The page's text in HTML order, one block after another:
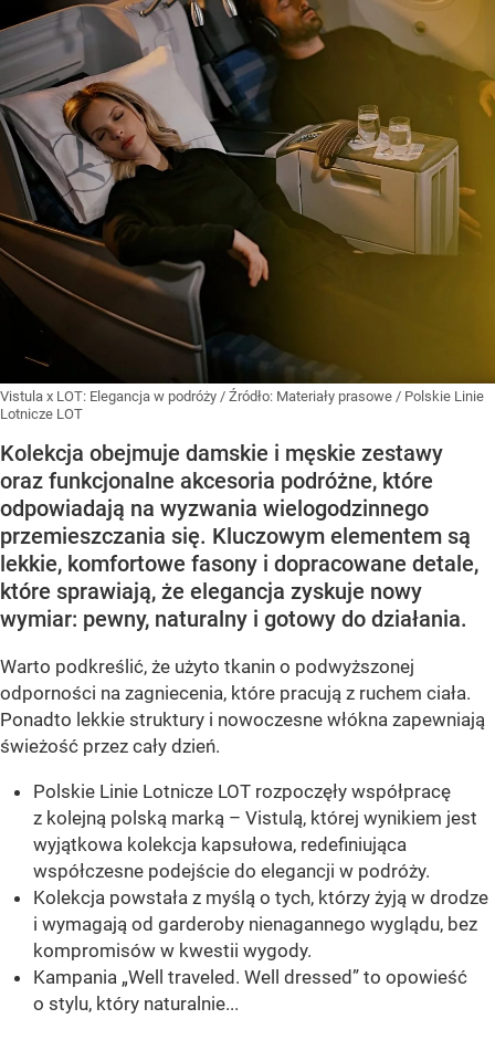
Vistula x LOT: Elegancja w podróży / Źródło: Materiały prasowe / Polskie Linie
Lotnicze LOT
Kolekcja obejmuje damskie i męskie zestawy
oraz funkcjonalne akcesoria podróżne, które
odpowiadają na wyzwania wielogodzinnego
przemieszczania się. Kluczowym elementem są
lekkie, komfortowe fasony i dopracowane detale,
które sprawiają, że elegancja zyskuje nowy
wymiar: pewny, naturalny i gotowy do działania.
Warto podkreślić, że użyto tkanin o podwyższonej
odporności na zagniecenia, które pracują z ruchem ciała.
Ponadto lekkie struktury i nowoczesne włókna zapewniają
świeżość przez cały dzień.
Polskie Linie Lotnicze LOT rozpoczęły współpracę
z kolejną polską marką – Vistulą, której wynikiem jest
wyjątkowa kolekcja kapsułowa, redefiniująca
współczesne podejście do elegancji w podróży.
Kolekcja powstała z myślą o tych, którzy żyją w drodze
i wymagają od garderoby nienagannego wyglądu, bez
kompromisów w kwestii wygody.
Kampania „Well traveled. Well dressed” to opowieść
o stylu, który naturalnie...